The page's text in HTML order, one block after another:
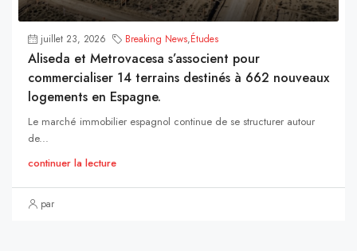
juillet 23, 2026 Breaking News,Études
Aliseda et Metrovacesa s’associent pour
commercialiser 14 terrains destinés à 662 nouveaux
logements en Espagne.
Le marché immobilier espagnol continue de se structurer autour
de...
continuer la lecture
par